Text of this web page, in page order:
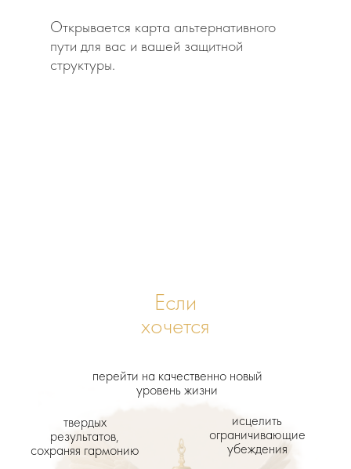
Открывается карта альтернативного
пути для вас и вашей защитной
структуры.
исцелить
ограничивающие
убеждения
твердых
результатов,
сохраняя гармонию
перейти на качественно новый
уровень жизни
Если
хочется